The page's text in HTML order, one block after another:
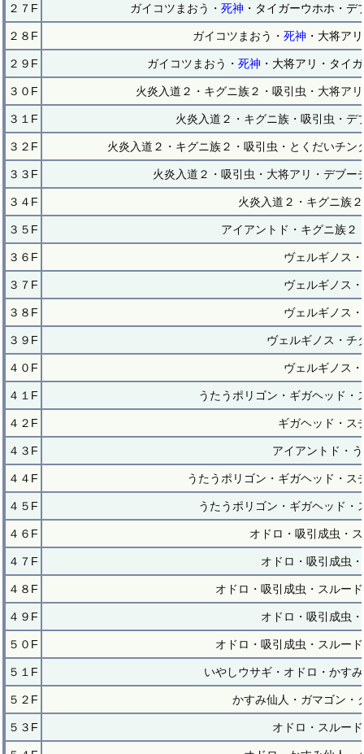
２７F ガイコツまおう・ 死神 ・タイガーウホホ・デ
２８F ガイコツまおう・ 死神 ・大将ア
２９F ガイコツまおう・ 死神 ・大将アリ・タイ
３０F 火炎入道２・キグニ族２・吸引虫・大将ア
３１F 火炎入道２・キグニ族・吸引虫・
３２F 火炎入道２・キグニ族２・吸引虫・とくだいチン
３３F 火炎入道２・吸引虫・大将アリ・デブー
３４F 火炎入道２・キグニ族
３５F アイアントド・キグニ族２
３６F ヴェルギノス
３７F ヴェルギノス
３８F ヴェルギノス
３９F ヴェルギノス・チ
４０F ヴェルギノス
４１F うたうポリゴン・ギガヘッド
４２F ギガヘッド・ス
４３F アイアントド・
４４F うたうポリゴン・ギガヘッド・
４５F うたうポリゴン・ギガヘッド
４６F オドロ・吸引成虫・
４７F オドロ・吸引成虫
４８F オドロ・吸引成虫・スルー
４９F オドロ・吸引成虫
５０F オドロ・吸引成虫・スルー
５１F いやしウサギ・オドロ・かす
５２F かすみ仙人・ガマゴン・
５３F オドロ・スルー